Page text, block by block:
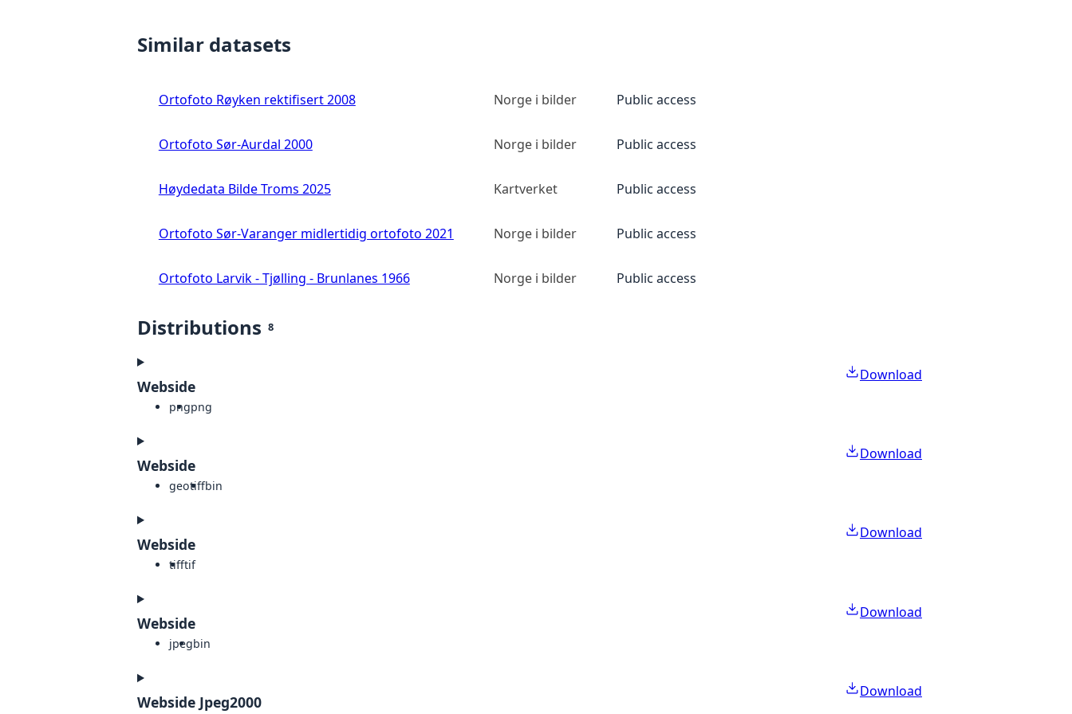
Similar datasets
Ortofoto Røyken rektifisert 2008 Norge i bilder Public access
Ortofoto Sør-Aurdal 2000 Norge i bilder Public access
Høydedata Bilde Troms 2025 Kartverket Public access
Ortofoto Sør-Varanger midlertidig ortofoto 2021 Norge i bilder Public access
Ortofoto Larvik - Tjølling - Brunlanes 1966 Norge i bilder Public access
Distributions 8
Webside
pngpng
Download
Webside
geotiffbin
Download
Webside
tifftif
Download
Webside
jpegbin
Download
Webside Jpeg2000
Download